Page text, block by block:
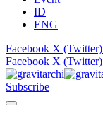
ID
ENG
Facebook X (Twitter)
Facebook X (Twitter)
Subscribe